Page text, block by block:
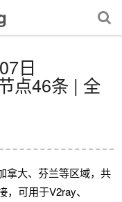
日
点46条 | 全
拿大、芬兰等区域，共
可用于V2ray、